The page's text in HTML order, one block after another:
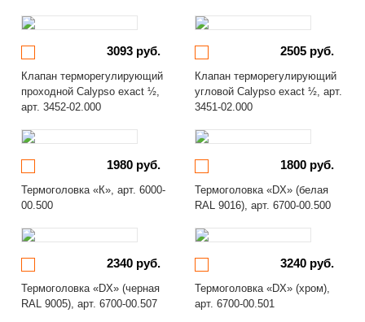
3093 руб.
Клапан терморегулирующий
проходной Calypso exact ½,
арт. 3452-02.000
2505 руб.
Клапан терморегулирующий
угловой Calypso exact ½, арт.
3451-02.000
1980 руб.
Термоголовка «К», арт. 6000-
00.500
1800 руб.
Термоголовка «DX» (белая
RAL 9016), арт. 6700-00.500
2340 руб.
Термоголовка «DX» (черная
RAL 9005), арт. 6700-00.507
3240 руб.
Термоголовка «DX» (хром),
арт. 6700-00.501